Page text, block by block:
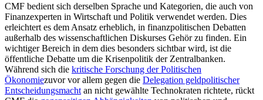
CMF bedient sich derselben Sprache und Kategorien, die auch von
Finanzexperten in Wirtschaft und Politik verwendet werden. Dies
erleichtert es dem Ansatz erheblich, in finanzpolitischen Debatten
außerhalb des wissenschaftlichen Diskurses Gehör zu finden. Ein
wichtiger Bereich in dem dies besonders sichtbar wird, ist die
öffentliche Debatte um die Krisenpolitik der Zentralbanken.
Während sich die kritische Forschung der Politischen
Ökonomiezuvor vor allem gegen die Delegation geldpolitischer
Entscheidungsmacht an nicht gewählte Technokraten richtete, rückt